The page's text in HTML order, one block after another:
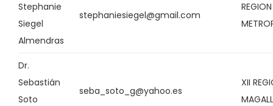
Stephanie
Siegel
Almendras
stephaniesiegel@gmail.com
REGION
Dr.
Sebastián
Soto
seba_soto_g@yahoo.es
XII